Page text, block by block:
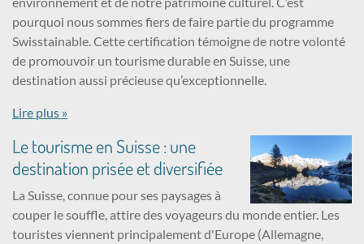
pourquoi nous sommes fiers de faire partie du programme
Swisstainable. Cette certification témoigne de notre volonté
de promouvoir un tourisme durable en Suisse, une
destination aussi précieuse qu’exceptionnelle.
Lire plus »
Le tourisme en Suisse : une
destination prisée et diversifiée
La Suisse, connue pour ses paysages à
couper le souffle, attire des voyageurs du monde entier. Les
touristes viennent principalement d'Europe (Allemagne,